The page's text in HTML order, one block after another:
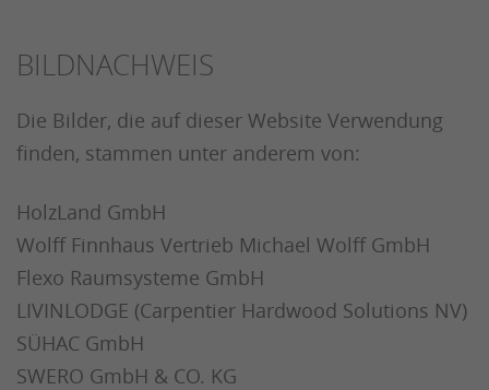
BILDNACHWEIS
Die Bilder, die auf dieser Website Verwendung
finden, stammen unter anderem von:
HolzLand GmbH
Wolff Finnhaus Vertrieb Michael Wolff GmbH
Flexo Raumsysteme GmbH
LIVINLODGE (Carpentier Hardwood Solutions NV)
SÜHAC GmbH
SWERO GmbH & CO. KG